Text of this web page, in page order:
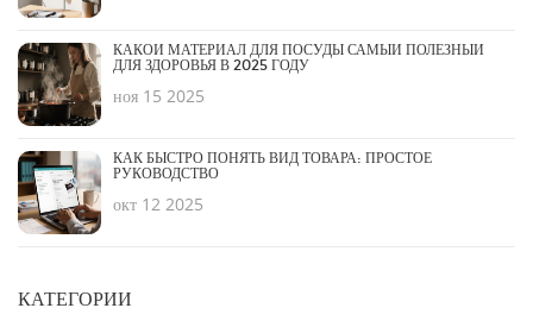
КАКОЙ МАТЕРИАЛ ДЛЯ ПОСУДЫ САМЫЙ ПОЛЕЗНЫЙ
ДЛЯ ЗДОРОВЬЯ В 2025 ГОДУ
ноя 15 2025
КАК БЫСТРО ПОНЯТЬ ВИД ТОВАРА: ПРОСТОЕ
РУКОВОДСТВО
окт 12 2025
КАТЕГОРИИ